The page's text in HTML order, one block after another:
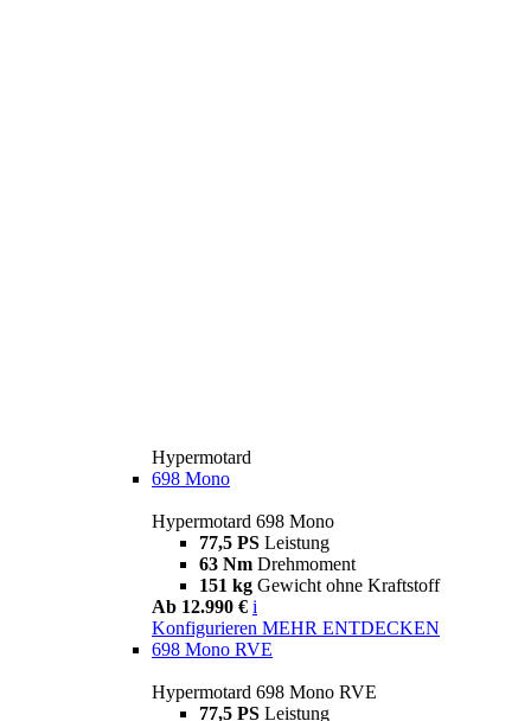
Hypermotard
698 Mono
Hypermotard 698 Mono
77,5 PS Leistung
63 Nm Drehmoment
151 kg Gewicht ohne Kraftstoff
Ab 12.990 € i
Konfigurieren MEHR ENTDECKEN
698 Mono RVE
Hypermotard 698 Mono RVE
77,5 PS Leistung